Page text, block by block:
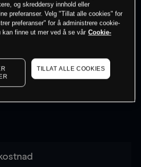
Søk om konto
to see latest market data
og skreddersy innhold eller
preferanser. Velg "Tillat alle cookies" for
preferanser" for å administrere cookie-
kan finne ut mer ved å se vår Cookie-
TILLAT ALLE COOKIES